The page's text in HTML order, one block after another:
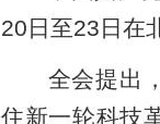
20日至23日在
全会提出，
住新一轮科技